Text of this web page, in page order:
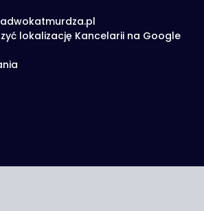
lokalizację Kancelarii na Google